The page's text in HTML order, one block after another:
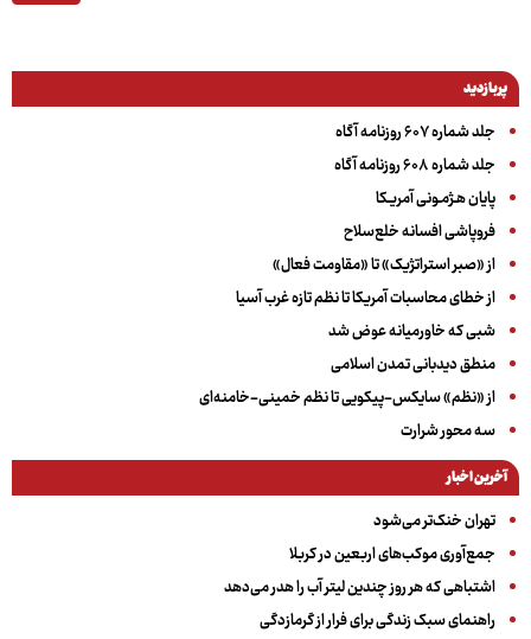
پربازدید
جلد شماره ۶۰۷ روزنامه آگاه
جلد شماره ۶۰۸ روزنامه آگاه
پایان هـژمـونی آمریـکا
فروپاشی افسانه خلع‌سلاح
از «صبر استراتژیک» تا «مقاومت فعال»
از خطای محاسبات آمریکا تا نظم تازه غرب آسیا
شبی که خاورمیانه عوض شد
منطق دیدبانی تمدن اسلامی
از «نظم» سایکس-پیکویی تا نظم خمینی-خامنه‌ای
سه‌ محور شرارت
آخرین اخبار
تهران خنک‌تر می‌شود
جمع‌آوری موکب‌های اربعین در کربلا
اشتباهی که هر روز چندین لیتر آب را هدر می‌دهد
راهنمای سبک زندگی برای فرار از گرمازدگی